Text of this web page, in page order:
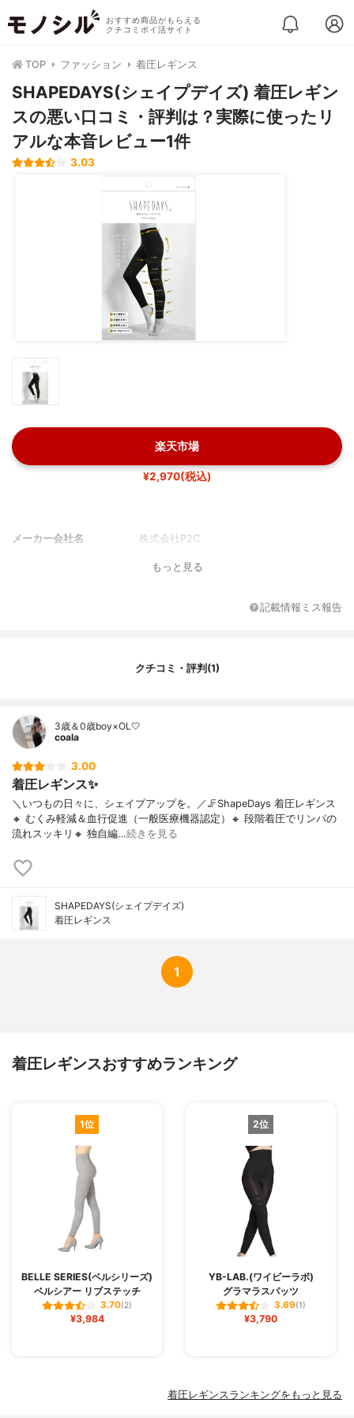
おすすめ商品がもらえる
クチコミポイ活サイト
TOP ファッション 着圧レギンス
SHAPEDAYS(シェイプデイズ) 着圧レギン
スの悪い口コミ・評判は？実際に使ったリ
アルな本音レビュー1件
3.03
楽天市場
¥2,970(税込)
メーカー会社名 株式会社P2C
もっと見る
記載情報ミス報告
クチコミ・評判(1)
3歳＆0歳boy×OL🤍
coala
3.00
着圧レギンス✨
＼いつもの日々に、シェイプアップを。／🦵ShapeDays 着圧レギンス
🔸 むくみ軽減＆血行促進（一般医療機器認定）🔸 段階着圧でリンパの
流れスッキリ🔸 独自編…続きを見る
SHAPEDAYS(シェイプデイズ)
着圧レギンス
1
着圧レギンスおすすめランキング
1位
BELLE SERIES(ベルシリーズ)
ベルシアー リブステッチ
3.70(2)
¥3,984
2位
YB-LAB.(ワイビーラボ)
グラマラスパッツ
3.69(1)
¥3,790
着圧レギンスランキングをもっと見る